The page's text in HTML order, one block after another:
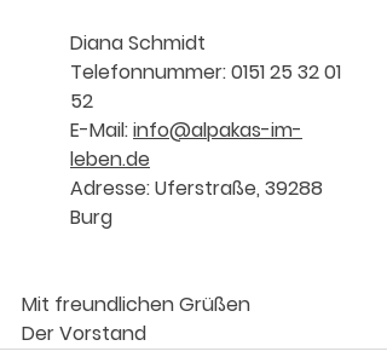
Diana Schmidt
Telefonnummer: 0151 25 32 01
52
E-Mail: info@alpakas-im-
leben.de
Adresse: Uferstraße, 39288
Burg
Mit freundlichen Grüßen
Der Vorstand